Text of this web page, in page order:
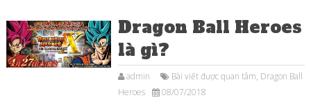
Dragon Ball Heroes
là gì?
admin Bài viết được quan tâm, Dragon Ball
Heroes
08/07/2018